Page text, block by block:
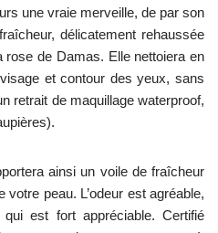
une vraie merveille, de par son
délicatement rehaussée
rose de Damas. Elle nettoiera en
et contour des yeux, sans
retrait de maquillage waterproof,
ainsi un voile de fraîcheur
votre peau. L’odeur est agréable,
est fort appréciable. Certifié